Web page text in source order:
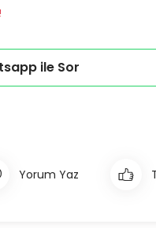
ile Sor
Yorum Yaz